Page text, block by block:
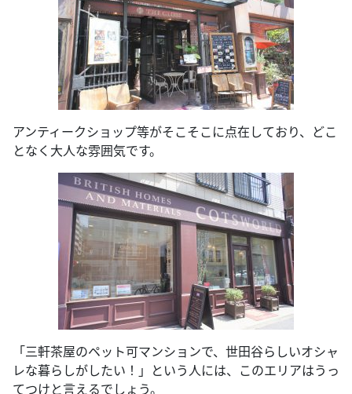
アンティークショップ等がそこそこに点在しており、どこ
となく大人な雰囲気です。
「三軒茶屋のペット可マンションで、世田谷らしいオシャ
レな暮らしがしたい！」という人には、このエリアはうっ
てつけと言えるでしょう。